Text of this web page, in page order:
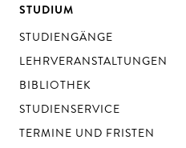
STUDIUM
STUDIENGÄNGE
LEHRVERANSTALTUNGEN
BIBLIOTHEK
STUDIENSERVICE
TERMINE UND FRISTEN